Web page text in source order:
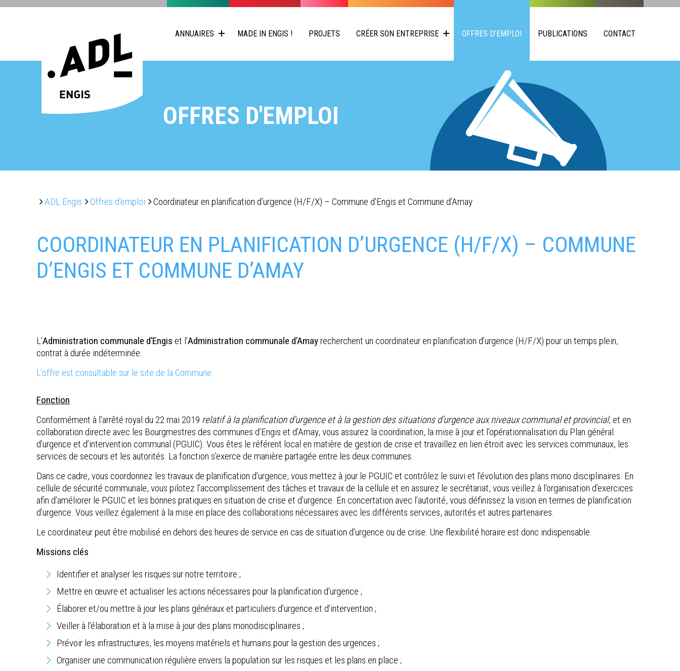
ANNUAIRES MADE IN ENGIS ! PROJETS CRÉER SON ENTREPRISE OFFRES D’EMPLOI PUBLICATIONS CONTACT
OFFRES D'EMPLOI
ADL Engis Offres d'emploi Coordinateur en planification d’urgence (H/F/X) – Commune d’Engis et Commune d’Amay
COORDINATEUR EN PLANIFICATION D’URGENCE (H/F/X) – COMMUNE
D’ENGIS ET COMMUNE D’AMAY
L’Administration communale d’Engis et l’Administration communale d’Amayrecherchent un coordinateur en planification d’urgence (H/F/X) pour un temps plein,
contrat à durée indéterminée.
L’offre est consultable sur le site de la Commune.
Fonction
Conformément à l’arrêté royal du 22 mai 2019 relatif à la planification d’urgence et à la gestion des situations d’urgence aux niveaux communal et provincial, et en
collaboration directe avec les Bourgmestres des communes d’Engis et d’Amay, vous assurez la coordination, la mise à jour et l’opérationnalisation du Plan général
d’urgence et d’intervention communal (PGUIC). Vous êtes le référent local en matière de gestion de crise et travaillez en lien étroit avec les services communaux, les
services de secours et les autorités. La fonction s’exerce de manière partagée entre les deux communes.
Dans ce cadre, vous coordonnez les travaux de planification d’urgence, vous mettez à jour le PGUIC et contrôlez le suivi et l’évolution des plans mono disciplinaires. En
cellule de sécurité communale, vous pilotez l’accomplissement des tâches et travaux de la cellule et en assurez le secrétariat, vous veillez à l’organisation d’exercices
afin d’améliorer le PGUIC et les bonnes pratiques en situation de crise et d’urgence. En concertation avec l’autorité, vous définissez la vision en termes de planification
d’urgence. Vous veillez également à la mise en place des collaborations nécessaires avec les différents services, autorités et autres partenaires.
Le coordinateur peut être mobilisé en dehors des heures de service en cas de situation d’urgence ou de crise. Une flexibilité horaire est donc indispensable.
Missions clés
Identifier et analyser les risques sur notre territoire ;
Mettre en œuvre et actualiser les actions nécessaires pour la planification d’urgence ;
Élaborer et/ou mettre à jour les plans généraux et particuliers d’urgence et d’intervention ;
Veiller à l’élaboration et à la mise à jour des plans monodisciplinaires ;
Prévoir les infrastructures, les moyens matériels et humains pour la gestion des urgences ;
Organiser une communication régulière envers la population sur les risques et les plans en place ;